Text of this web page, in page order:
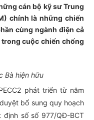
cán bộ kỹ sư Trung
chính là những chiến
cùng ngành điện cả
cuộc chiến chống
Bà hiện hữu
phát triển từ năm
bổ sung quy hoạch
định số số 977/QĐ-BCT